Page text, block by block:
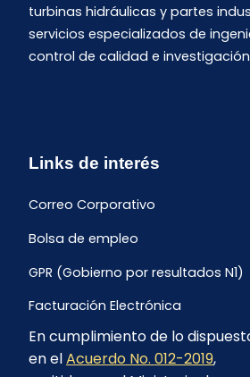
turbinas hidráulicas y partes
servicios especializados de
control de calidad e investigación
Links de interés
Correo Corporativo
Bolsa de empleo
GPR (Gobierno por resultados N1)
Facturación Electrónica
Archivo Histórico de Facturación
En cumplimiento de lo
en elAcuerdo No. 012-2019,